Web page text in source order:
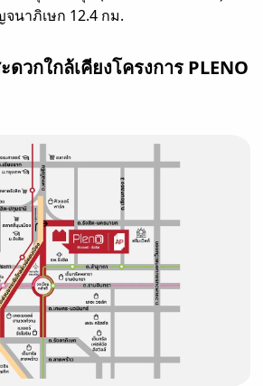
นาภิเษก 12.4 กม.
วกใกล้เคียงโครงการ PLENO